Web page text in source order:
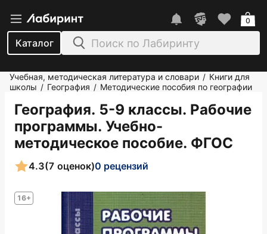
Каталог
0
Учебная, методическая литература и словари / Книги для
школы / География / Методические пособия по географии
География. 5-9 классы. Рабочие
программы. Учебно-
методическое пособие. ФГОС
16+
4.3(7 оценок)0 рецензий